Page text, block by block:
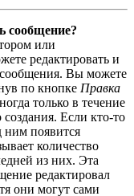
сообщение?
или
редактировать и
сообщения. Вы можете
по кнопке Правка
только в течение
Если кто-то
ним появится
количество
из них. Эта
редактировал
они могут сами